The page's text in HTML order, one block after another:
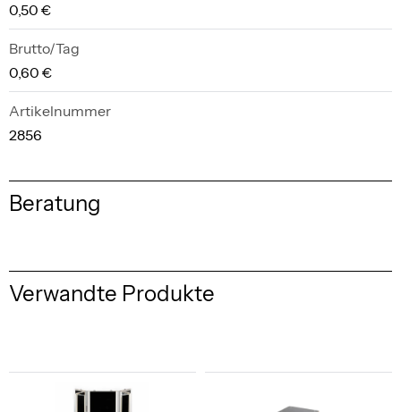
0,50 €
Brutto/Tag
0,60 €
Artikelnummer
2856
Beratung
Verwandte Produkte